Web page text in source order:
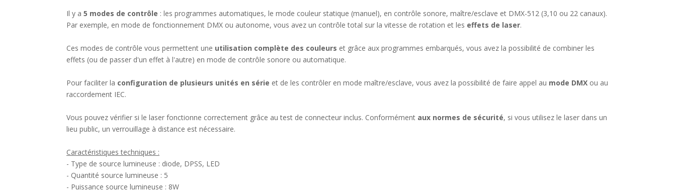
Il y a 5 modes de contrôle : les programmes automatiques, le mode couleur statique (manuel), en contrôle sonore, maître/esclave et DMX-512 (3,10 ou 22 canaux).
Par exemple, en mode de fonctionnement DMX ou autonome, vous avez un contrôle total sur la vitesse de rotation et les effets de laser.
Ces modes de contrôle vous permettent une utilisation complète des couleurs et grâce aux programmes embarqués, vous avez la possibilité de combiner les
effets (ou de passer d'un effet à l'autre) en mode de contrôle sonore ou automatique.
Pour faciliter la configuration de plusieurs unités en série et de les contrôler en mode maître/esclave, vous avez la possibilité de faire appel au mode DMX ou au
raccordement IEC.
Vous pouvez vérifier si le laser fonctionne correctement grâce au test de connecteur inclus. Conformément aux normes de sécurité, si vous utilisez le laser dans un
lieu public, un verrouillage à distance est nécessaire.
Caractéristiques techniques :
- Type de source lumineuse : diode, DPSS, LED
- Quantité source lumineuse : 5
- Puissance source lumineuse : 8W